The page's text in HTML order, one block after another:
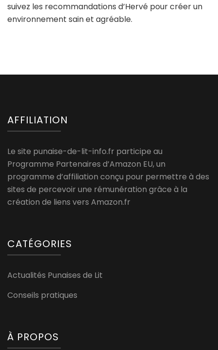
suivez les recommandations d’Hervé pour créer un
environnement sain et agréable.
AFFILIATION
Le site punaise-de-lit-info.fr participe au
Programme Partenaires d’Amazon EU, un
programme d’affiliation conçu pour permettre à des
sites de percevoir une rémunération grâce à la
création de liens vers Amazon.fr
CATÉGORIES
Actualités Punaises de Lit
Conseils pratiques
À PROPOS